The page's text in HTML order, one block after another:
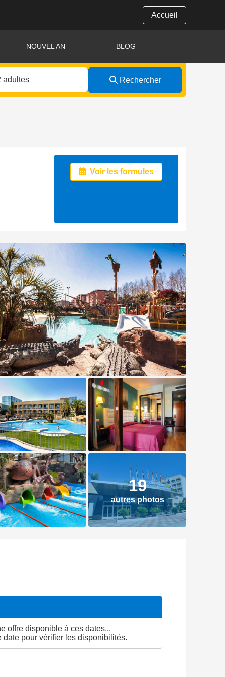
Accueil
NOUVEL AN BLOG
Rechercher
Voir les formules
19
autres photos
offre disponible à ces dates...
date pour vérifier les disponibilités.